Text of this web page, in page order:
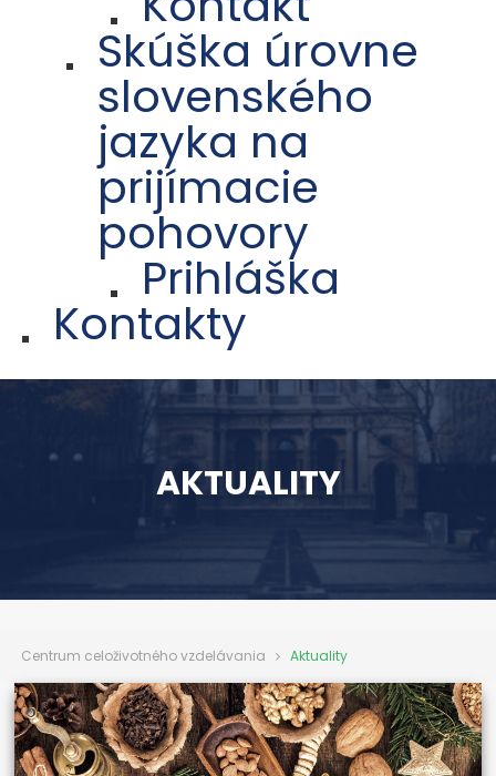
Skúška úrovne
slovenského
jazyka na
prijímacie
pohovory
Prihláška
Kontakty
AKTUALITY
Centrum celoživotného vzdelávania Aktuality